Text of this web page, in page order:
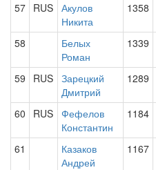
57 RUS Акулов
Никита
1358
58
Белых
Роман
1339
59 RUS Зарецкий
Дмитрий
1289
60 RUS Фефелов
Константин
1184
61
Казаков
Андрей
1167